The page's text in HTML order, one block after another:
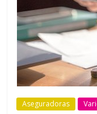
Aseguradoras